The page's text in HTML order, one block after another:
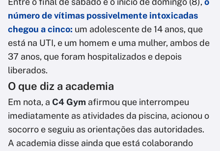
número de vítimas possivelmente intoxicadas
chegou a cinco: um adolescente de 14 anos, que
está na UTI, e um homem e uma mulher, ambos de
37 anos, que foram hospitalizados e depois
liberados.
O que diz a academia
Em nota, a C4 Gym afirmou que interrompeu
imediatamente as atividades da piscina, acionou o
socorro e seguiu as orientações das autoridades.
A academia disse ainda que está colaborando